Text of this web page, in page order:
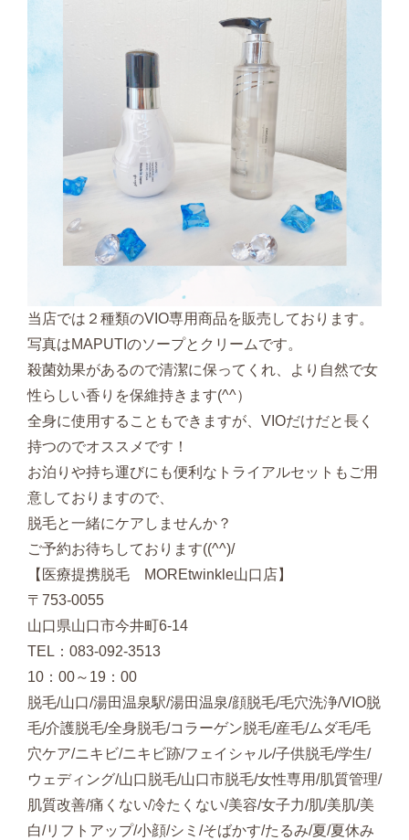
当店では２種類のVIO専用商品を販売しております。
写真はMAPUTIのソープとクリームです。
殺菌効果があるので清潔に保ってくれ、より自然で女
性らしい香りを保維持きます(^^）
全身に使用することもできますが、VIOだけだと長く
持つのでオススメです！
お泊りや持ち運びにも便利なトライアルセットもご用
意しておりますので、
脱毛と一緒にケアしませんか？
ご予約お待ちしております((^^)/
【医療提携脱毛 MOREtwinkle山口店】
〒753-0055
山口県山口市今井町6-14
TEL：083-092-3513
10：00～19：00
脱毛/山口/湯田温泉駅/湯田温泉/顔脱毛/毛穴洗浄/VIO脱
毛/介護脱毛/全身脱毛/コラーゲン脱毛/産毛/ムダ毛/毛
穴ケア/ニキビ/ニキビ跡/フェイシャル/子供脱毛/学生/
ウェディング/山口脱毛/山口市脱毛/女性専用/肌質管理/
肌質改善/痛くない/冷たくない/美容/女子力/肌/美肌/美
白/リフトアップ/小顔/シミ/そばかす/たるみ/夏/夏休み